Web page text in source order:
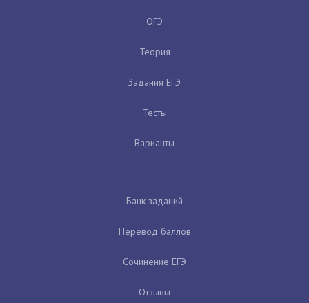
ОГЭ
Теория
Задания ЕГЭ
Тесты
Варианты
Банк заданий
Перевод баллов
Сочинение ЕГЭ
Отзывы